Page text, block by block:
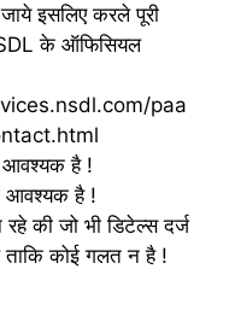
इसलिए करले पूरी
के ऑफिसियल
paa
आवश्यक है !
आवश्यक है !
की जो भी डिटेल्स दर्ज
कोई गलत न है !